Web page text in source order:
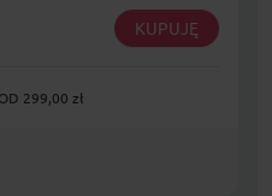
KUPUJĘ
299,00 zł